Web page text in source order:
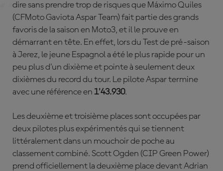
dire sans prendre trop de risques que Máximo Quiles
(CFMoto Gaviota Aspar Team) fait partie des grands
favoris de la saison en Moto3, et il le prouve en
démarrant en tête. En effet, lors du Test de pré-saison
à Jerez, le jeune Espagnol a été le plus rapide pour un
peu plus d'un dixième et pointe à seulement deux
dixièmes du record du tour. Le pilote Aspar termine
avec une référence en 1'43.930.
Les deuxième et troisième places sont occupées par
deux pilotes plus expérimentés qui se tiennent
littéralement dans un mouchoir de poche au
classement combiné. Scott Ogden (CIP Green Power)
prend officiellement la deuxième place devant Adrian